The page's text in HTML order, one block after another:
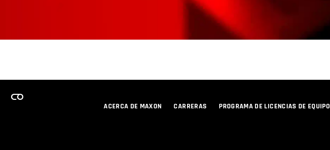
ACERCA DE MAXON CARRERAS PROGRAMA DE LICENCIAS DE EQUIPO